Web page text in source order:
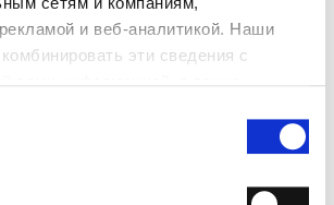
и веб-аналитикой. Наши
эти сведения с
ЛЕГКИЕ И УДОБНЫЕ РУЧНАЯ РАБОТА